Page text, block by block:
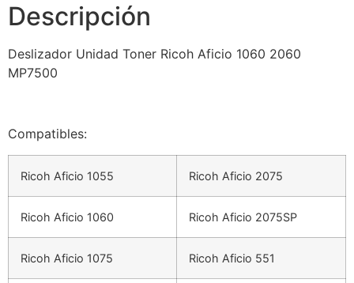
Descripción
Deslizador Unidad Toner Ricoh Aficio 1060 2060
MP7500
Compatibles:
Ricoh Aficio 1055 Ricoh Aficio 2075
Ricoh Aficio 1060 Ricoh Aficio 2075SP
Ricoh Aficio 1075 Ricoh Aficio 551